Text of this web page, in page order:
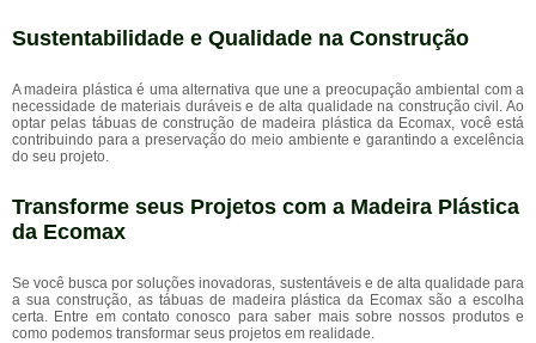
Sustentabilidade e Qualidade na Construção
A madeira plástica é uma alternativa que une a preocupação ambiental com a
necessidade de materiais duráveis e de alta qualidade na construção civil. Ao
optar pelas tábuas de construção de madeira plástica da Ecomax, você está
contribuindo para a preservação do meio ambiente e garantindo a excelência
do seu projeto.
Transforme seus Projetos com a Madeira Plástica
da Ecomax
Se você busca por soluções inovadoras, sustentáveis e de alta qualidade para
a sua construção, as tábuas de madeira plástica da Ecomax são a escolha
certa. Entre em contato conosco para saber mais sobre nossos produtos e
como podemos transformar seus projetos em realidade.